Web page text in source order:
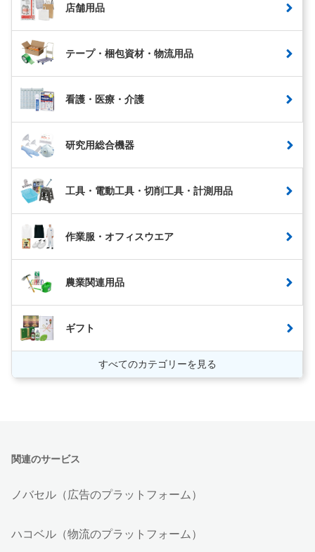
店舗用品
テープ・梱包資材・物流用品
看護・医療・介護
研究用総合機器
工具・電動工具・切削工具・計測用品
作業服・オフィスウエア
農業関連用品
ギフト
すべてのカテゴリーを見る
関連のサービス
ノバセル（広告のプラットフォーム）
ハコベル（物流のプラットフォーム）